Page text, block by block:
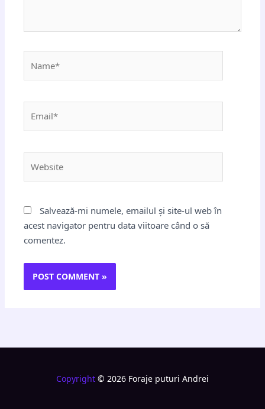
Salvează-mi numele, emailul și site-ul web în
acest navigator pentru data viitoare când o să
comentez.
Copyright © 2026 Foraje puturi Andrei